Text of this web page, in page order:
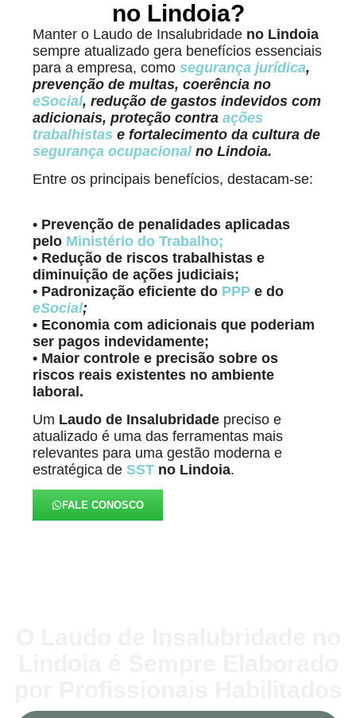
no Lindoia?
Manter o Laudo de Insalubridade no Lindoia
sempre atualizado gera benefícios essenciais
para a empresa, comosegurança jurídica,
prevenção de multas, coerência no
eSocial, redução de gastos indevidos com
adicionais, proteção contraações
trabalhistas e fortalecimento da cultura de
segurança ocupacionalno Lindoia.
Entre os principais benefícios, destacam-se:
• Prevenção de penalidades aplicadas
pelo Ministério do Trabalho;
• Redução de riscos trabalhistas e
diminuição de ações judiciais;
• Padronização eficiente do PPP e do
eSocial;
• Economia com adicionais que poderiam
ser pagos indevidamente;
• Maior controle e precisão sobre os
riscos reais existentes no ambiente
laboral.
Um Laudo de Insalubridade preciso e
atualizado é uma das ferramentas mais
relevantes para uma gestão moderna e
estratégica deSST no Lindoia.
FALE CONOSCO